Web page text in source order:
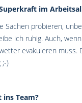
im
Sachen probieren,
ich ruhig. Auch,
evakuieren muss.
;-)
Team?